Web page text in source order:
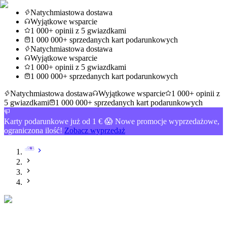
Natychmiastowa dostawa
Wyjątkowe wsparcie
1 000+ opinii z 5 gwiazdkami
1 000 000+ sprzedanych kart podarunkowych
Natychmiastowa dostawa
Wyjątkowe wsparcie
1 000+ opinii z 5 gwiazdkami
1 000 000+ sprzedanych kart podarunkowych
Natychmiastowa dostawa
Wyjątkowe wsparcie
1 000+ opinii z
5 gwiazdkami
1 000 000+ sprzedanych kart podarunkowych
Karty podarunkowe już od 1 € 😱 Nowe promocje wyprzedażowe,
ograniczona ilość! Zobacz wyprzedaż